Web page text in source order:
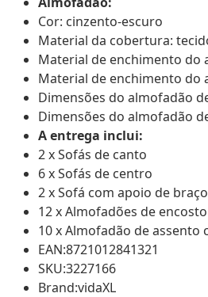
Cor: cinzento-escuro
Material da cobertura:
Material de enchimento do
Material de enchimento do
Dimensões do almofadão
Dimensões do almofadão
A entrega inclui:
2 x Sofás de canto
6 x Sofás de centro
2 x Sofá com apoio de
12 x Almofadões de encosto
10 x Almofadão de assento
EAN:8721012841321
SKU:3227166
Brand:vidaXL